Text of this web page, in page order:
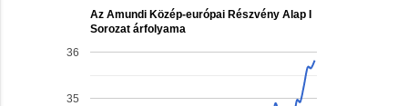
Az Amundi Közép-európai Részvény Alap I
Sorozat árfolyama
35
36